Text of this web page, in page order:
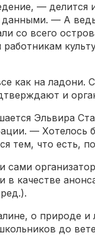
—
— А
со всего
как на ладони.
и
Эльвира
—
тем, что есть,
качестве
о природе
до